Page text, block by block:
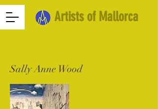
Artists of Mallorca
Sally Anne Wood